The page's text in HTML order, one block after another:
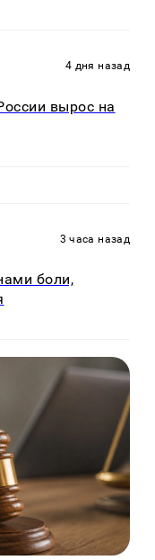
4 дня назад
вырос на
3 часа назад
боли,